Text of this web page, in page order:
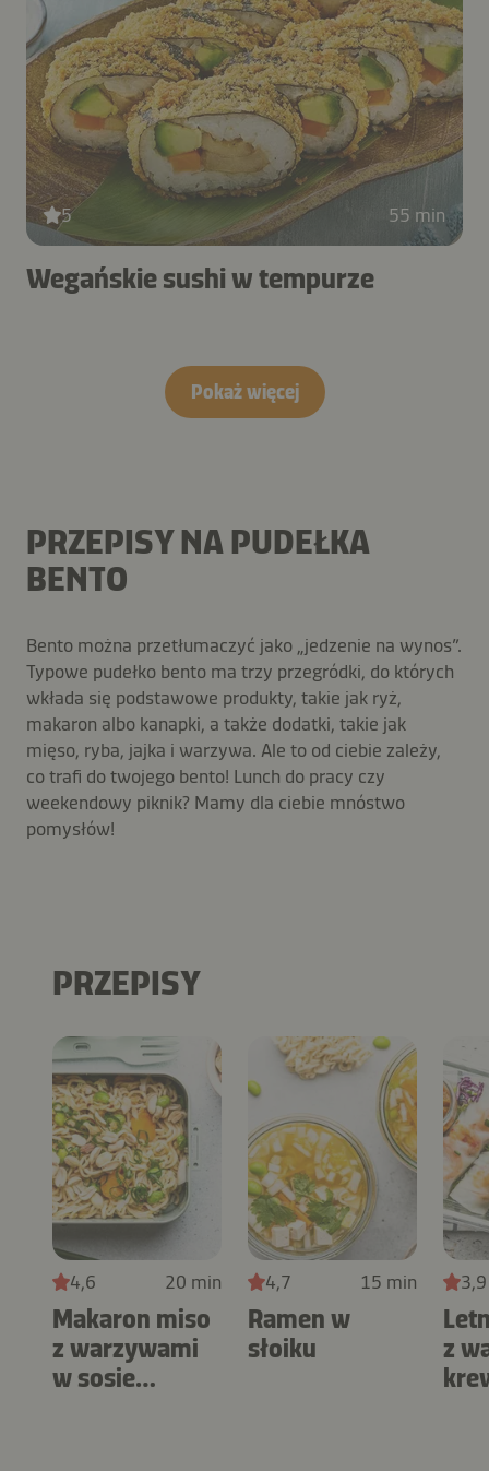
5 55 min
Wegańskie sushi w tempurze
Pokaż więcej
PRZEPISY NA PUDEŁKA
BENTO
Bento można przetłumaczyć jako „jedzenie na wynos”.
Typowe pudełko bento ma trzy przegródki, do których
wkłada się podstawowe produkty, takie jak ryż,
makaron albo kanapki, a także dodatki, takie jak
mięso, ryba, jajka i warzywa. Ale to od ciebie zależy,
co trafi do twojego bento! Lunch do pracy czy
weekendowy piknik? Mamy dla ciebie mnóstwo
pomysłów!
PRZEPISY
4,6 20 min
Makaron miso
z warzywami
w sosie
4,7 15 min
Ramen w
słoiku
3,9
z